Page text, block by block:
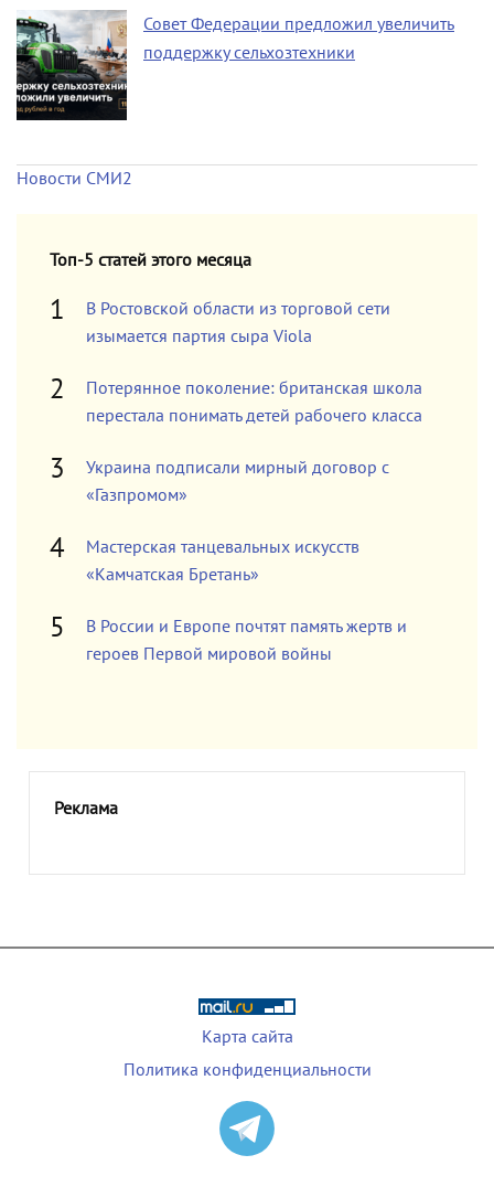
Совет Федерации предложил увеличить
поддержку сельхозтехники
Новости СМИ2
Топ-5 статей этого месяца
В Ростовской области из торговой сети
изымается партия сыра Viola
Потерянное поколение: британская школа
перестала понимать детей рабочего класса
Украина подписали мирный договор с
«Газпромом»
Мастерская танцевальных искусств
«Камчатская Бретань»
В России и Европе почтят память жертв и
героев Первой мировой войны
Реклама
Карта сайта
Политика конфиденциальности